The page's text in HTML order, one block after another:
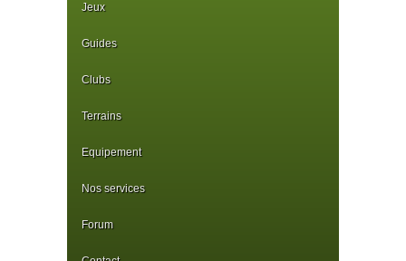
Jeux
Guides
Clubs
Terrains
Equipement
Nos services
Forum